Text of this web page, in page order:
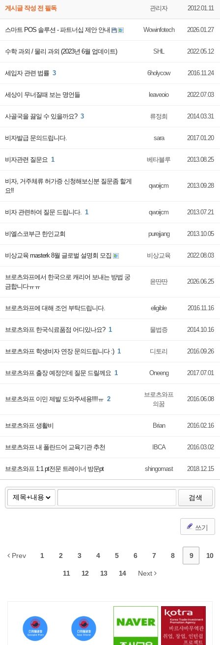
게시글 작성 전 필독 관리자 2012.01.11
스마트 POS 솔루션 - 파트너십 제안 안내 Wowinfotech 2026.01.27
수학 과외 / 물리 과외 (2023년 6월 업데이트) SHL 2022.05.12
세입자 관련 법률 3 6holycow 2016.11.24
세상이 무너질때 보는 명언들 leaveoio 2022.07.03
사골국을 끓일 수 있을까요? 3 류정희 2014.03.31
비자발급 문의드립니다. sara 2017.01.20
비자관련 질문요 1 베타블루 2013.08.25
비자, 거주체류 허가증 신청해보신분 질문좀 할게
요!!
qwoijcm 2013.09.28
비자 관련하여 질문 드립니다. 1 qwoijcm 2013.07.21
비엘스코부근 한인교회 purejjang 2013.10.05
비상교육 masterk 8월 글로벌 설명회 모집 비상교육 2022.08.03
브로츠와프에서 한국으로 캐리어 보내는 방법 궁
금합니다ㅠㅠ
윤딴딴 2026.06.25
브로츠와프에 대해 조언 부탁드립니다. eligible 2016.11.16
브로츠와프 한국식료품점 어디있나요? 1 물법증 2014.10.16
브로츠와프 학생비자 연장 문의드립니다 :) 1 디토리 2016.09.26
브로츠와프 출장 예정인데 질문 드릴께요 1 Oneeng 2017.07.01
브로츠와프 이민 제발 도와주세용!!!!ㅠ 2
브로츠와프
의꿈
2016.06.08
브로츠와프 생활비 Brian 2016.02.16
브로츠와프 내 폴란드어 교육기관 추천 IBCA 2016.03.02
브로츠와프 1:1 pt전문 트레이너 방문pt shingomast 2018.12.15
검색
쓰기
Prev 1 2 3 4 5 6 7 8 9 10
11 12 13 14 Next